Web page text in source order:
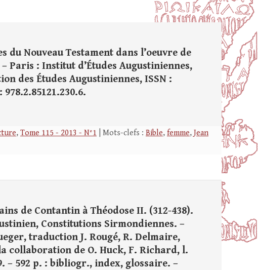
du Nouveau Testament dans l’oeuvre de
Paris : Institut d’Études Augustiniennes,
des Études Augustiniennes, ISSN :
, Tome 115 - 2013 - N°1 | Mots-clefs : Bible, femme, Jean
de Contantin à Théodose II. (312-438).
Constitutions Sirmondiennes. –
traduction J. Rougé, R. Delmaire,
collaboration de O. Huck, F. Richard, l.
– 592 p. : bibliogr., index, glossaire. –